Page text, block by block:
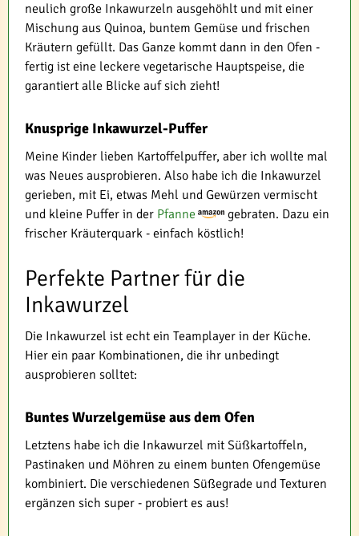
neulich große Inkawurzeln ausgehöhlt und mit einer
Mischung aus Quinoa, buntem Gemüse und frischen
Kräutern gefüllt. Das Ganze kommt dann in den Ofen -
fertig ist eine leckere vegetarische Hauptspeise, die
garantiert alle Blicke auf sich zieht!
Knusprige Inkawurzel-Puffer
Meine Kinder lieben Kartoffelpuffer, aber ich wollte mal
was Neues ausprobieren. Also habe ich die Inkawurzel
gerieben, mit Ei, etwas Mehl und Gewürzen vermischt
und kleine Puffer in der Pfanne
gebraten. Dazu ein
frischer Kräuterquark - einfach köstlich!
Perfekte Partner für die
Inkawurzel
Die Inkawurzel ist echt ein Teamplayer in der Küche.
Hier ein paar Kombinationen, die ihr unbedingt
ausprobieren solltet:
Buntes Wurzelgemüse aus dem Ofen
Letztens habe ich die Inkawurzel mit Süßkartoffeln,
Pastinaken und Möhren zu einem bunten Ofengemüse
kombiniert. Die verschiedenen Süßegrade und Texturen
ergänzen sich super - probiert es aus!